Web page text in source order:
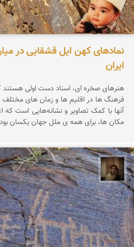
نمادهای کهن ایل قشقایی در
ایران
هنرهای صخره ای، اسناد دست اولی هستند
فرهنگ ها در اقلیم ها و زمان های
آنها با کمک تصاویر و نشانه‌هایی است
مکان ها، برای همه ی ملل جهان یکسان
پروین هاوش